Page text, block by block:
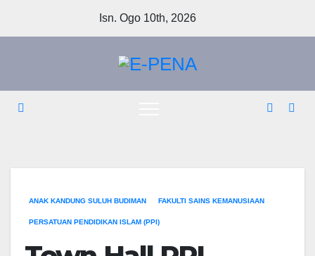
Isn. Ogo 10th, 2026
ANAK KANDUNG SULUH BUDIMAN FAKULTI SAINS KEMANUSIAAN
PERSATUAN PENDIDIKAN ISLAM (PPI)